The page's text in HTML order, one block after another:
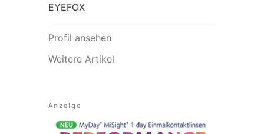
EYEFOX
Profil ansehen
Weitere Artikel